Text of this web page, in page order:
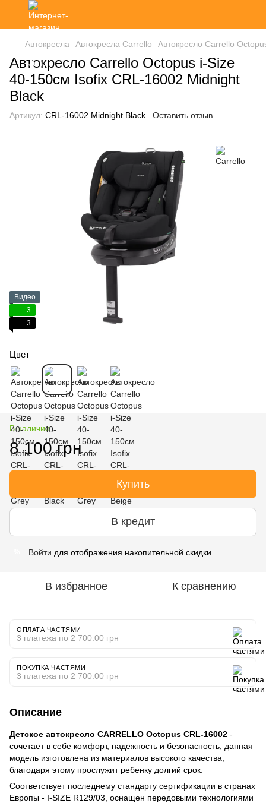
Автокресла Автокресла Carrello Автокресло Carrello
Автокресло Carrello Octopus i-Size
40-150см Isofix CRL-16002 Midnight
Black
Артикул: CRL-16002 Midnight Black Оставить отзыв
Видео
3
3
Цвет
В наличии
8 100 грн
Купить
В кредит
Войти для отображения накопительной скидки
В избранное К сравнению
ОПЛАТА ЧАСТЯМИ
3 платежа по 2 700.00 грн
ПОКУПКА ЧАСТЯМИ
3 платежа по 2 700.00 грн
Описание
Детское автокресло CARRELLO Octopus CRL-16002 -
сочетает в себе комфорт, надежность и безопасность, данная
модель изготовлена из материалов высокого качества,
благодаря этому прослужит ребенку долгий срок.
Соответствует последнему стандарту сертификации в странах
Европы - I-SIZE R129/03, оснащен передовыми технологиями